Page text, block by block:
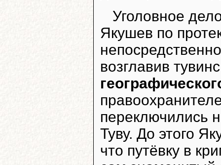
Уголовное
Якушев по
возглавив
переключились
Туву. До этого
что путёвку в